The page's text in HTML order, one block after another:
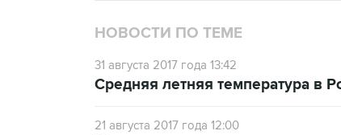
НОВОСТИ ПО ТЕМЕ
31 августа 2017 года 13:42
Средняя летняя температура в
21 августа 2017 года 12:00